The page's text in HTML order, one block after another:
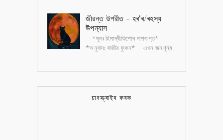
ছবি। ছবিকেইখন আঁকিছে এক বৃদ্ধ...জীৱন্ত উপৱীত - হৰ'ৰ/ৰহস্য
উপন্যাস
*মূলঃ হিমাদ্ৰীকিশোৰ দাশগুপ্ত*
*অনুবাদঃ ৰাজীৱ ফুকন* এখন জনশূন্য
চাবস্ক্ৰাইব কৰক